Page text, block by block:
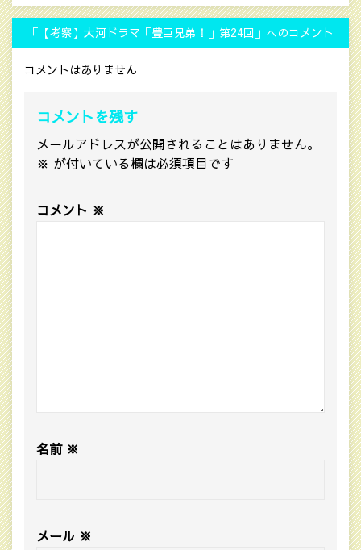
「【考察】大河ドラマ「豊臣兄弟！」第24回」へのコメント
コメントはありません
コメントを残す
メールアドレスが公開されることはありません。
※ が付いている欄は必須項目です
コメント ※
名前 ※
メール ※